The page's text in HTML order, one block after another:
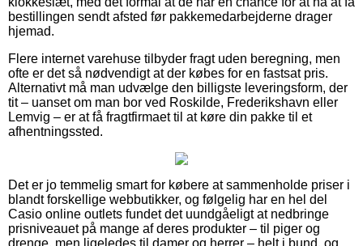
bestillingen sendt afsted før pakkemedarbejderne drager
hjemad.
Flere internet varehuse tilbyder fragt uden beregning, men
ofte er det så nødvendigt at der købes for en fastsat pris.
Alternativt må man udvælge den billigste leveringsform, der
tit – uanset om man bor ved Roskilde, Frederikshavn eller
Lemvig – er at få fragtfirmaet til at køre din pakke til et
afhentningssted.
Det er jo temmelig smart for købere at sammenholde priser i
blandt forskellige webbutikker, og følgelig har en hel del
Casio online outlets fundet det uundgåeligt at nedbringe
prisniveauet på mange af deres produkter – til piger og
drenge, men ligeledes til damer og herrer – helt i bund, og